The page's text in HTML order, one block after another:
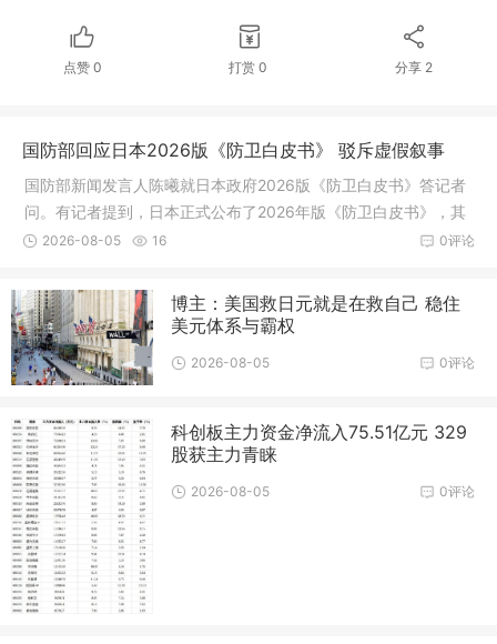
点赞0 打赏0 分享 2
国防部回应日本2026版《防卫白皮书》 驳斥虚假叙事
国防部新闻发言人陈曦就日本政府2026版《防卫白皮书》答记者
问。有记者提到，日本正式公布了2026年版《防卫白皮书》，其
中诬称中国军事动向是“前所未有的最大战略挑战”，并指出中方在
0评论
2026-08-05 16
博主：美国救日元就是在救自己 稳住
美元体系与霸权
0评论
2026-08-05
科创板主力资金净流入75.51亿元 329
股获主力青睐
0评论
2026-08-05